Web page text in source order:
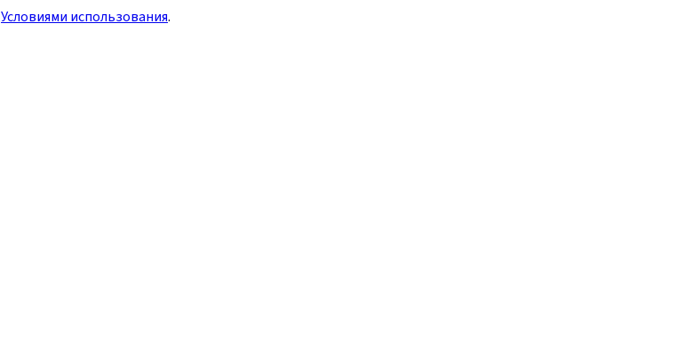
Условиями использования.